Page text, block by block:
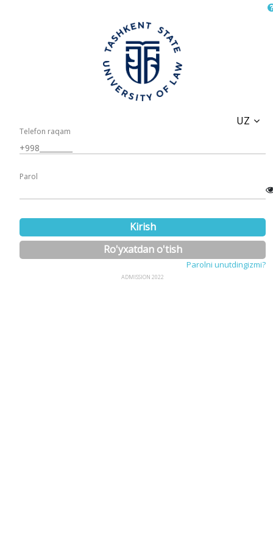
UZ
Telefon raqam
Parol
Kirish
Ro'yxatdan o'tish
Parolni unutdingizmi?
ADMISSION 2022